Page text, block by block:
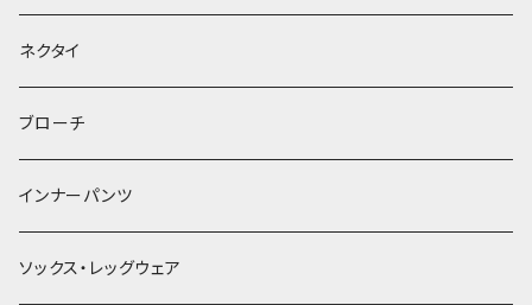
ヘッドドレス・カチューシャ
ヘアゴム
簪
ネクタイ
ブローチ
インナーパンツ
ソックス・レッグウェア